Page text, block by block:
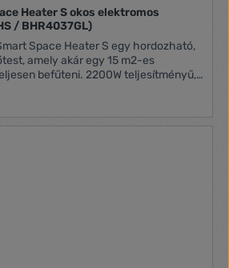
Heater S okos elektromos
/ BHR4037GL)
Space Heater S egy hordozható,
amely akár egy 15 m2-es
befűteni. 2200W teljesítményű,
IPX4 fröccsenő víznek ellenáll, így
használható. Digitális termosztátjával